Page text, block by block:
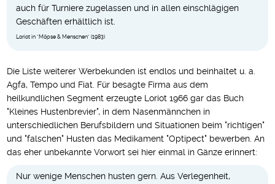
auch für Turniere zugelassen und in allen einschlägigen
Geschäften erhältlich ist.
Loriot in "Möpse & Menschen" (1983)
Die Liste weiterer Werbekunden ist endlos und beinhaltet u. a.
Agfa, Tempo und Fiat. Für besagte Firma aus dem
heilkundlichen Segment erzeugte Loriot 1966 gar das Buch
"Kleines Hustenbrevier", in dem Nasenmännchen in
unterschiedlichen Berufsbildern und Situationen beim "richtigen"
und "falschen" Husten das Medikament "Optipect" bewerben. An
das eher unbekannte Vorwort sei hier einmal in Gänze erinnert:
Nur wenige Menschen husten gern. Aus Verlegenheit,